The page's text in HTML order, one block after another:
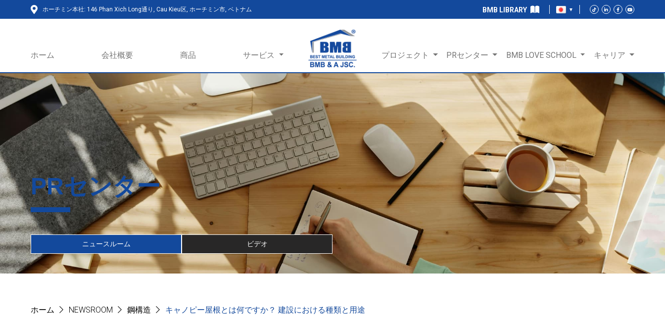
ホーチミン本社: 146 Phan Xich Long通り, Cau Kieu区, ホーチミン市, ベトナム BMB LIBRARY
ホーム 会社概要 商品 サービス プロジェクト PRセンター BMB LOVE SCHOOL キャリア
PRセンター
ニュースルーム ビデオ
ホーム NEWSROOM 鋼構造 キャノピー屋根とは何ですか？ 建設における種類と用途